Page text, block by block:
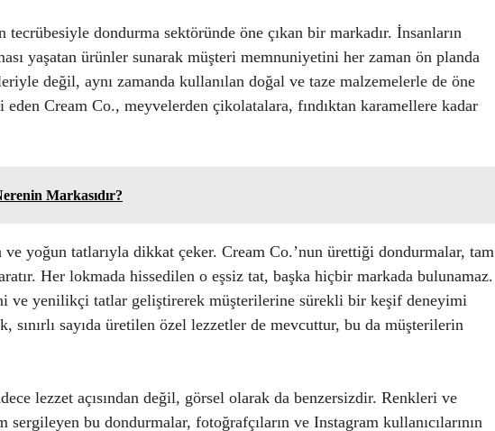
tecrübesiyle dondurma sektöründe öne çıkan bir markadır. İnsanların
yaşatan ürünler sunarak müşteri memnuniyetini her zaman ön planda
değil, aynı zamanda kullanılan doğal ve taze malzemelerle de öne
Cream Co., meyvelerden çikolatalara, fındıktan karamellere kadar
Markasıdır?
yoğun tatlarıyla dikkat çeker. Cream Co.’nun ürettiği dondurmalar, tam
Her lokmada hissedilen o eşsiz tat, başka hiçbir markada bulunamaz.
ve yenilikçi tatlar geliştirerek müşterilerine sürekli bir keşif deneyimi
sınırlı sayıda üretilen özel lezzetler de mevcuttur, bu da müşterilerin
lezzet açısından değil, görsel olarak da benzersizdir. Renkleri ve
bu dondurmalar, fotoğrafçıların ve Instagram kullanıcılarının